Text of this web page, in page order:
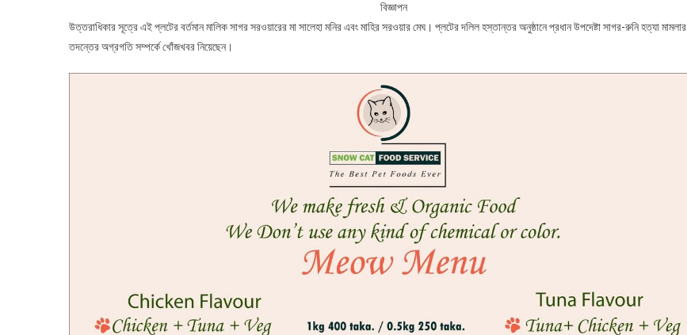
বিজ্ঞাপন
উত্তরাধিকার সূত্রে এই প্লটের বর্তমান মালিক সাগর সরওয়ারের মা সালেহা মনির এবং মাহির সরওয়ার মেঘ। প্লটের দলিল হস্তান্তর অনুষ্ঠানে প্রধান উপদেষ্টা সাগর-রুনি হত্যা মামলার
তদন্তের অগ্রগতি সম্পর্কে খোঁজখবর নিয়েছেন।